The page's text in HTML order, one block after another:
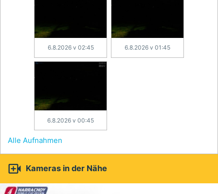
6.8.2026 v 02:45 6.8.2026 v 01:45
6.8.2026 v 00:45
Alle Aufnahmen
 Kameras in der Nähe